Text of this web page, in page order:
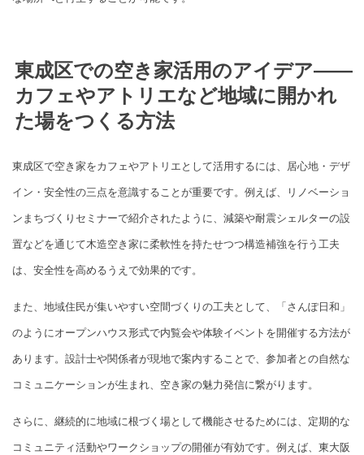
東成区での空き家活用のアイデア――
カフェやアトリエなど地域に開かれ
た場をつくる方法
東成区で空き家をカフェやアトリエとして活用するには、居心地・デザ
イン・安全性の三点を意識することが重要です。例えば、リノベーショ
ンまちづくりセミナーで紹介されたように、減築や耐震シェルターの設
置などを通じて木造空き家に柔軟性を持たせつつ構造補強を行う工夫
は、安全性を高めるうえで効果的です。
また、地域住民が集いやすい空間づくりの工夫として、「さんぽ日和」
のようにオープンハウス形式で内覧会や体験イベントを開催する方法が
あります。設計士や関係者が現地で案内することで、参加者との自然な
コミュニケーションが生まれ、空き家の魅力発信に繋がります。
さらに、継続的に地域に根づく場として機能させるためには、定期的な
コミュニティ活動やワークショップの開催が有効です。例えば、東大阪